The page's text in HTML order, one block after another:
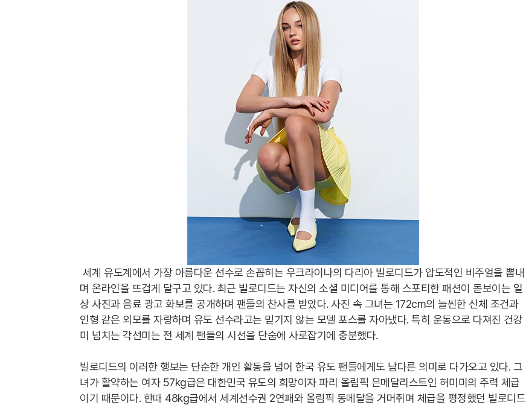
세계 유도계에서 가장 아름다운 선수로 손꼽히는 우크라이나의 다리아 빌로디드가 압도적인 비주얼을 뽐내
며 온라인을 뜨겁게 달구고 있다. 최근 빌로디드는 자신의 소셜 미디어를 통해 스포티한 패션이 돋보이는 일
상 사진과 음료 광고 화보를 공개하며 팬들의 찬사를 받았다. 사진 속 그녀는 172cm의 늘씬한 신체 조건과
인형 같은 외모를 자랑하며 유도 선수라고는 믿기지 않는 모델 포스를 자아냈다. 특히 운동으로 다져진 건강
미 넘치는 각선미는 전 세계 팬들의 시선을 단숨에 사로잡기에 충분했다.
빌로디드의 이러한 행보는 단순한 개인 활동을 넘어 한국 유도 팬들에게도 남다른 의미로 다가오고 있다. 그
녀가 활약하는 여자 57kg급은 대한민국 유도의 희망이자 파리 올림픽 은메달리스트인 허미미의 주력 체급
이기 때문이다. 한때 48kg급에서 세계선수권 2연패와 올림픽 동메달을 거머쥐며 체급을 평정했던 빌로디드